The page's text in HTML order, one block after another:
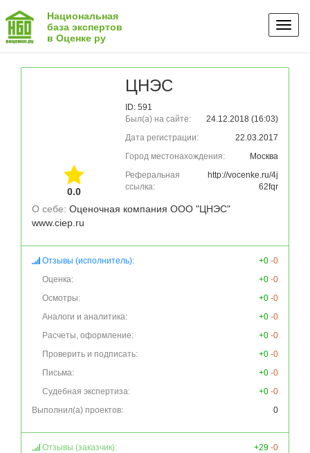
Национальная
база экспертов
в Оценке ру
0.0
ЦНЭС
ID: 591
Был(а) на сайте:
24.12.2018 (16:03)
Дата регистрации:
22.03.2017
Город местонахождения:
Москва
Реферальная
ссылка:
http://vocenke.ru/4j
62fqr
О себе: Оценочная компания ООО "ЦНЭС"
www.ciep.ru
Отзывы (исполнитель): +0 -0
Оценка:
+0 -0
Осмотры:
+0 -0
Аналоги и аналитика:
+0 -0
Расчеты, оформление:
+0 -0
Проверить и подписать:
+0 -0
Письма:
+0 -0
Судебная экспертиза:
+0 -0
Выполнил(а) проектов:
0
Отзывы (заказчик): +29 -0